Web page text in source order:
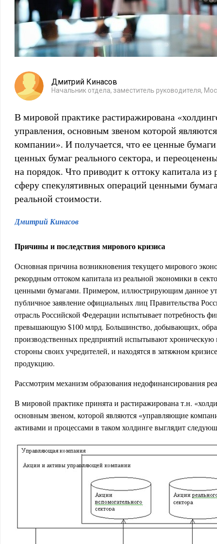
Дмитрий Кинасов
Начальник отдела, заместитель руководителя,
В мировой практике растиражирована
управления, основным звеном которой
компании». И получается, что ее ценные
ценных бумаг реального сектора, и
на порядок. Что приводит к оттоку капитала из
сферу спекулятивных операций ценными
реальной стоимости.
Дмитрий Кинасов
Причины и последствия мирового кризиса
Основная причина возникновения текущего мирового
рекордным оттоком капитала из реальной экономики в
ценными бумагами. Примером, иллюстрирующим данное
публичное заявление официальных лиц Правительства
отрасль Российской Федерации испытывает потребность
превышающую $100 млрд. Большинство, добывающих,
производственных предприятий испытывают хроническую
стороны своих учредителей, и находятся в затяжном
продукцию.
Рассмотрим механизм образования недофинансирования
В мировой практике принята и растиражирована т.н.
основным звеном, которой являются «управляющие
активами и процессами в таком холдинге выглядит